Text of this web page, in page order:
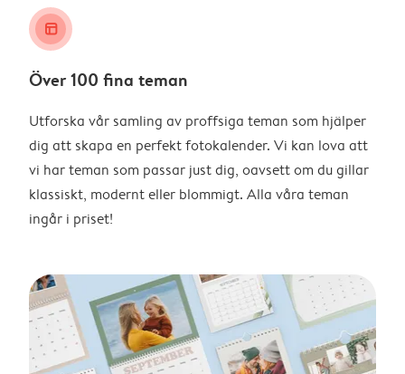
layout_alt
Över 100 fina teman
Utforska vår samling av proffsiga teman som hjälper
dig att skapa en perfekt fotokalender. Vi kan lova att
vi har teman som passar just dig, oavsett om du gillar
klassiskt, modernt eller blommigt. Alla våra teman
ingår i priset!